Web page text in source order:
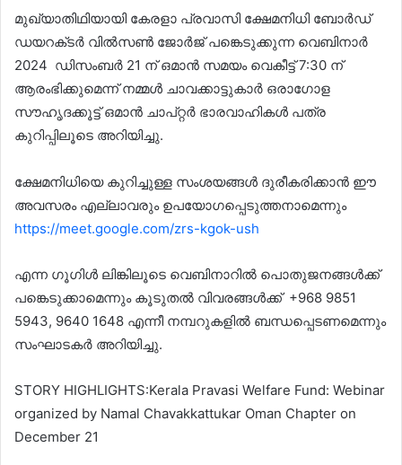
മുഖ്യാതിഥിയായി കേരളാ പ്രവാസി ക്ഷേമനിധി ബോർഡ്
ഡയറക്‌ടർ വിൽസൺ ജോർജ് പങ്കെടുക്കുന്ന വെബിനാർ
2024 ഡിസംബർ 21 ന് ഒമാൻ സമയം വെകീട്ട് 7:30 ന്
ആരംഭിക്കുമെന്ന് നമ്മൾ ചാവക്കാട്ടുകാർ ഒരാഗോള
സൗഹൃദക്കൂട്ട് ഒമാൻ ചാപ്റ്റർ ഭാരവാഹികൾ പത്ര
കുറിപ്പിലൂടെ അറിയിച്ചു.
ക്ഷേമനിധിയെ കുറിച്ചുള്ള സംശയങ്ങൾ ദുരീകരിക്കാൻ ഈ
അവസരം എല്ലാവരും ഉപയോഗപ്പെടുത്തനാമെന്നും
https://meet.google.com/zrs-kgok-ush
എന്ന ഗൂഗിൾ ലിങ്കിലൂടെ വെബിനാറിൽ പൊതുജനങ്ങൾക്ക്‌
പങ്കെടുക്കാമെന്നും കൂടുതൽ വിവരങ്ങൾക്ക് +968 9851
5943, 9640 1648 എന്നീ നമ്പറുകളിൽ ബന്ധപ്പെടണമെന്നും
സംഘാടകർ അറിയിച്ചു.
STORY HIGHLIGHTS:Kerala Pravasi Welfare Fund: Webinar
organized by Namal Chavakkattukar Oman Chapter on
December 21